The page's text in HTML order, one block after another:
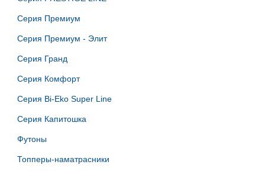
Серия Премиум
Серия Премиум - Элит
Серия Гранд
Серия Комфорт
Серия Bi-Eko Super Line
Серия Капитошка
Футоны
Топперы-наматрасники